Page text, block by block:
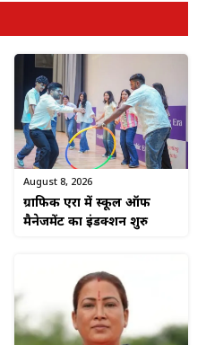
August 8, 2026
ग्राफिक एरा में स्कूल ऑफ
मैनेजमेंट का इंडक्शन शुरु